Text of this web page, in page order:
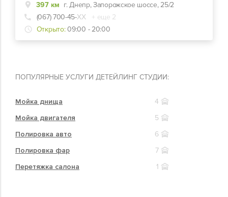
397 км г. Днепр, Запорожское шоссе, 25/2
(067) 700-45-ХХ
+ еще 2
Открыто: 09:00 - 20:00
ПОПУЛЯРНЫЕ УСЛУГИ ДЕТЕЙЛИНГ СТУДИИ:
Мойка днища
4
Мойка двигателя
5
Полировка авто
6
Полировка фар
7
Перетяжка салона
1